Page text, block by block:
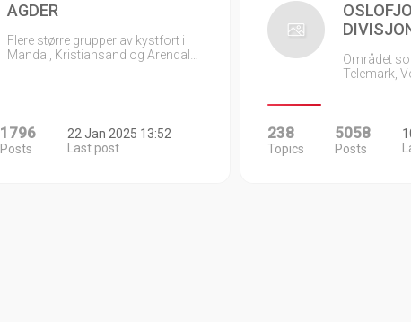
AGDER
Flere større grupper av kystfort i
Mandal, Kristiansand og Arendal…
1796
Posts
22 Jan 2025 13:52
Last post
Området
Telemark,
238
Topics
5058
Posts